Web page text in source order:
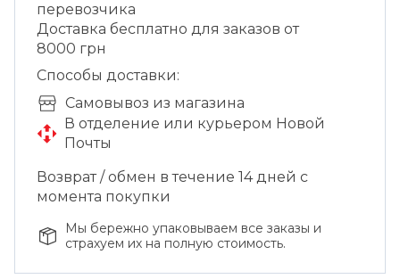
перевозчика
Доставка бесплатно для заказов от
8000 грн
Способы доставки:
Cамовывоз из магазина
В отделение или курьером Новой
Почты
Возврат / обмен в течение 14 дней с
момента покупки
Мы бережно упаковываем все заказы и
страхуем их на полную стоимость.